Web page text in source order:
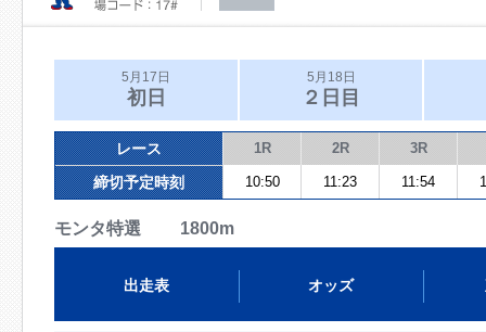
5月17日
初日
5月18日
２日目
レース 1R 2R 3R
締切予定時刻 10:50 11:23 11:54
モンタ特選 1800m
出走表 オッズ